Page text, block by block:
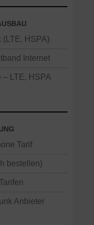
HSPA)
Internet
– LTE, HSPA
Tarif
bestellen)
Anbieter